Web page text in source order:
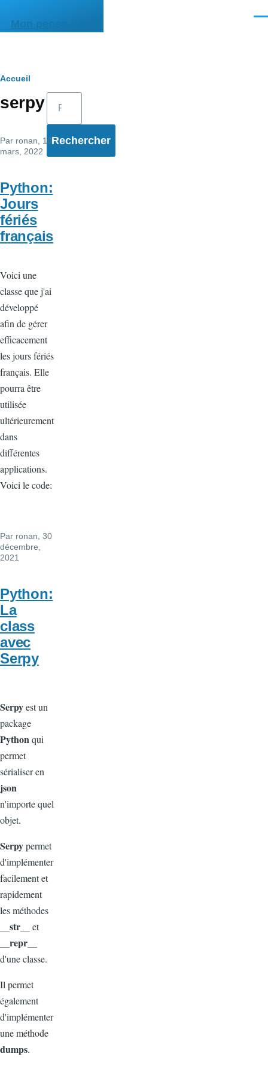
Mon pense-bête
Fil
d'Ariane
Accueil
serpy
Par ronan , 10
mars, 2022
Python:
Jours
fériés
français
Voici une
classe que j'ai
développé
afin de gérer
efficacement
les jours fériés
français. Elle
pourra être
utilisée
ultérieurement
dans
différentes
applications.
Voici le code:
Par ronan , 30
décembre,
2021
Python:
La
class
avec
Serpy
Serpyest un
package
Pythonqui
permet
sérialiser en
json
n'importe quel
objet.
Serpypermet
d'implémenter
facilement et
rapidement
les méthodes
__str__ et
__repr__
d'une classe.
Il permet
également
d'implémenter
une méthode
dumps.